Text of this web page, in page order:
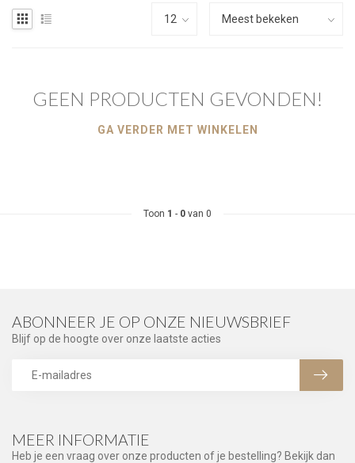
GEEN PRODUCTEN GEVONDEN!
GA VERDER MET WINKELEN
Toon 1 - 0 van 0
MEER INFORMATIE
Heb je een vraag over onze producten of je bestelling? Bekijk dan
ABONNEER JE OP ONZE NIEUWSBRIEF
Blijf op de hoogte over onze laatste acties